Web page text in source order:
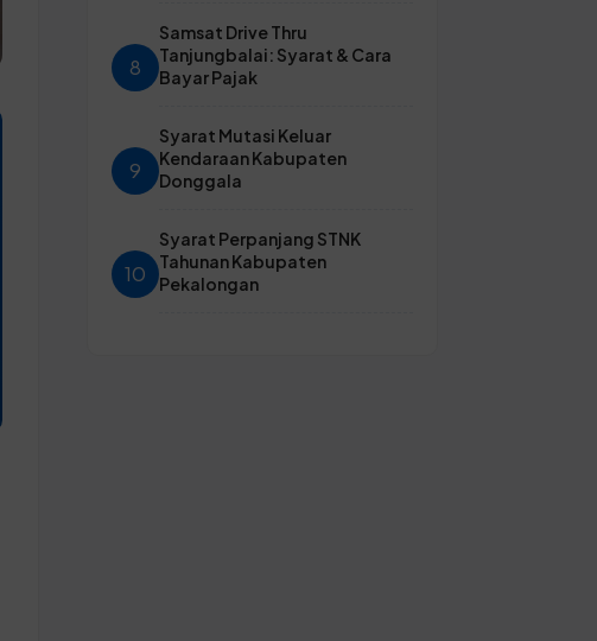
8
Samsat Drive Thru
Tanjungbalai: Syarat & Cara
Bayar Pajak
9
Syarat Mutasi Keluar
Kendaraan Kabupaten
Donggala
10
Syarat Perpanjang STNK
Tahunan Kabupaten
Pekalongan